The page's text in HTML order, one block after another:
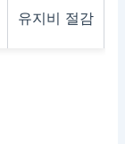
유지비 절감